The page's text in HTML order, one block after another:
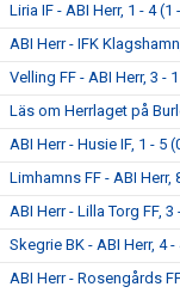
Liria IF - ABI Herr, 1 - 4 (1
ABI Herr - IFK
Velling FF - ABI Herr, 3 -
Läs om Herrlaget på
ABI Herr - Husie IF, 1 - 5
Limhamns FF - ABI Herr,
ABI Herr - Lilla Torg FF, 3
Skegrie BK - ABI Herr, 4 -
ABI Herr - Rosengårds